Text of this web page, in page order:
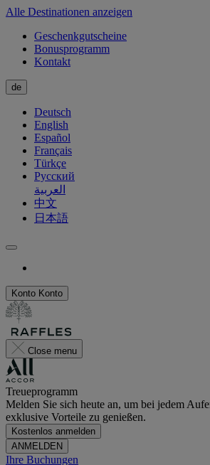
Alle Destinationen anzeigen
Geschenkgutscheine
Bonusprogramm
Kontakt
de
Deutsch
English
Español
Français
Türkçe
Русский
العربية
中文
日本語
Konto Konto
Close menu
Treueprogramm
Melden Sie sich heute an, um bei jedem
exklusive Vorteile zu genießen.
Kostenlos anmelden
ANMELDEN
Ihre Buchungen